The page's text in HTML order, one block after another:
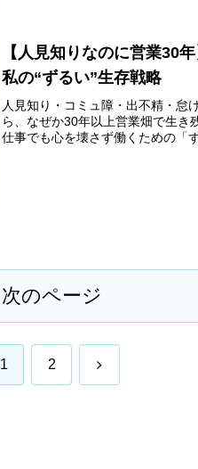
【人見知りなのに営業30
私の“ずるい”生存戦略
人見知り・コミュ障・出不精・怠
ら、なぜか30年以上営業畑で生き
仕事でも心を壊さず働くための「
次のページ
1 2 次